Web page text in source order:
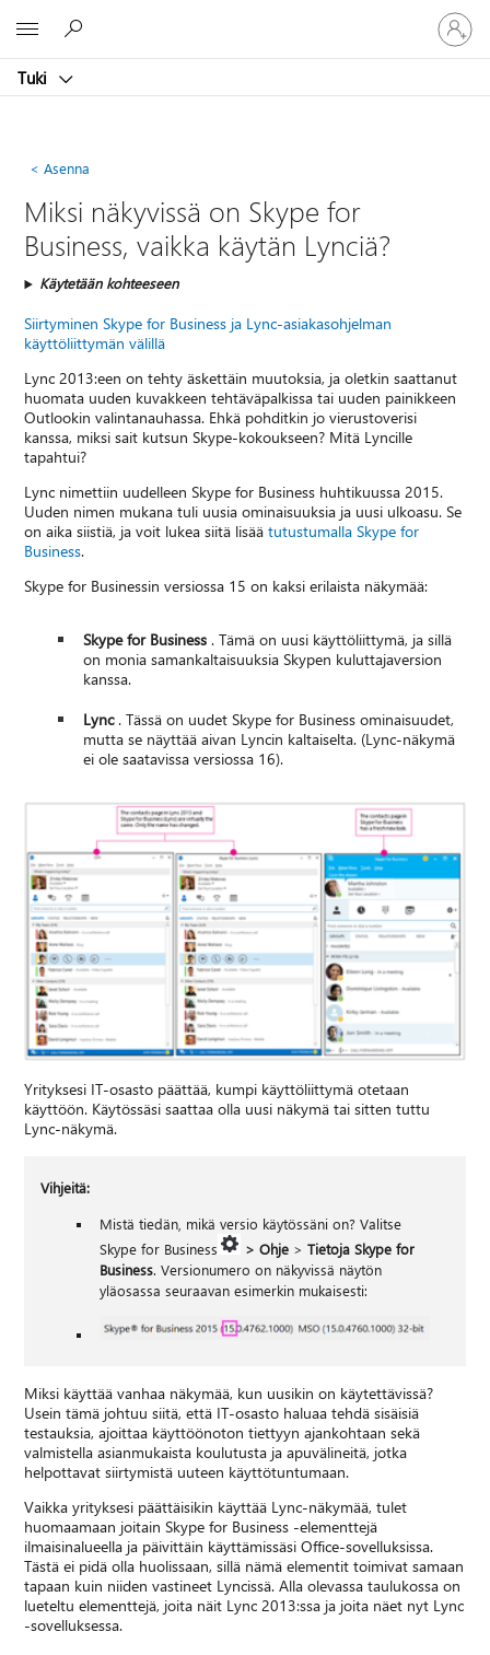
Tuki
Kirjaudu
sisään
tilille
Asenna
Miksi näkyvissä on Skype for
Business, vaikka käytän Lynciä?
Käytetään kohteeseen
Siirtyminen Skype for Business ja Lync-asiakasohjelman
käyttöliittymän välillä
Lync 2013:een on tehty äskettäin muutoksia, ja oletkin saattanut
huomata uuden kuvakkeen tehtäväpalkissa tai uuden painikkeen
Outlookin valintanauhassa. Ehkä pohditkin jo vierustoverisi
kanssa, miksi sait kutsun Skype-kokoukseen? Mitä Lyncille
tapahtui?
Lync nimettiin uudelleen Skype for Business huhtikuussa 2015.
Uuden nimen mukana tuli uusia ominaisuuksia ja uusi ulkoasu. Se
on aika siistiä, ja voit lukea siitä lisäätutustumalla Skype for
Business.
Skype for Businessin versiossa 15 on kaksi erilaista näkymää:
Skype for Business . Tämä on uusi käyttöliittymä, ja sillä
on monia samankaltaisuuksia Skypen kuluttajaversion
kanssa.
Lync . Tässä on uudet Skype for Business ominaisuudet,
mutta se näyttää aivan Lyncin kaltaiselta. (Lync-näkymä
ei ole saatavissa versiossa 16).
Yrityksesi IT-osasto päättää, kumpi käyttöliittymä otetaan
käyttöön. Käytössäsi saattaa olla uusi näkymä tai sitten tuttu
Lync-näkymä.
Vihjeitä:
Mistä tiedän, mikä versio käytössäni on? Valitse
Skype for Business
> Ohje> Tietoja Skype for
Business. Versionumero on näkyvissä näytön
yläosassa seuraavan esimerkin mukaisesti:
Miksi käyttää vanhaa näkymää, kun uusikin on käytettävissä?
Usein tämä johtuu siitä, että IT-osasto haluaa tehdä sisäisiä
testauksia, ajoittaa käyttöönoton tiettyyn ajankohtaan sekä
valmistella asianmukaista koulutusta ja apuvälineitä, jotka
helpottavat siirtymistä uuteen käyttötuntumaan.
Vaikka yrityksesi päättäisikin käyttää Lync-näkymää, tulet
huomaamaan joitain Skype for Business -elementtejä
ilmaisinalueella ja päivittäin käyttämissäsi Office-sovelluksissa.
Tästä ei pidä olla huolissaan, sillä nämä elementit toimivat samaan
tapaan kuin niiden vastineet Lyncissä. Alla olevassa taulukossa on
lueteltu elementtejä, joita näit Lync 2013:ssa ja joita näet nyt Lync
-sovelluksessa.